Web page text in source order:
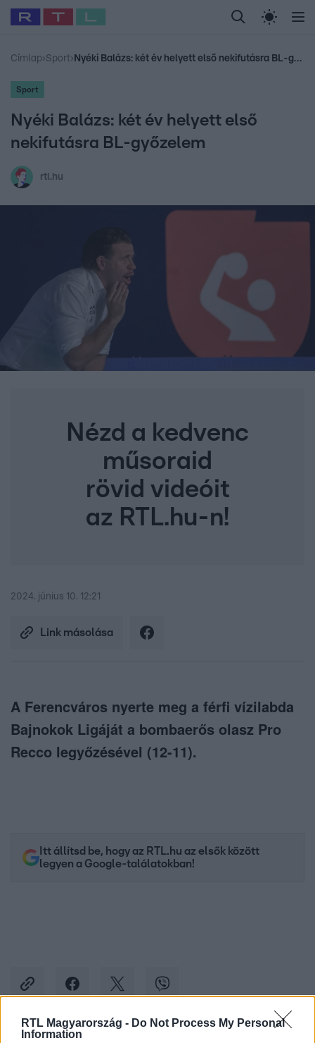
RTL Magyarország - Do Not Process My Personal
Information
Legfrissebb RTL Híradó Randi Celeb vagyok,
Babits Marcella Most Wanted Gallusz
Címlap›Sport› Nyéki Balázs: két év helyett első nekifutásra BL-győzelem
Sport
Nyéki Balázs: két év helyett első
nekifutásra BL-győzelem
rtl.hu
Nézd a kedvenc
műsoraid
rövid videóit
az RTL.hu-n!
2024. június 10. 12:21
Link másolása
A Ferencváros nyerte meg a férfi vízilabda
Bajnokok Ligáját a bombaerős olasz Pro
Recco legyőzésével (12-11).
Itt állítsd be, hogy az RTL.hu az elsők között
legyen a Google-találatokban!